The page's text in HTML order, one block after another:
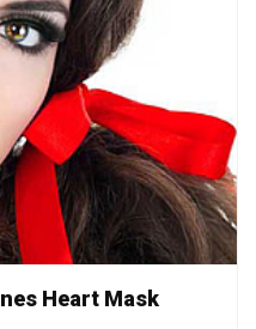
Heart Mask